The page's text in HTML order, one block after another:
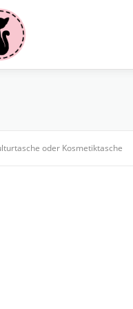
oder Kosmetiktasche